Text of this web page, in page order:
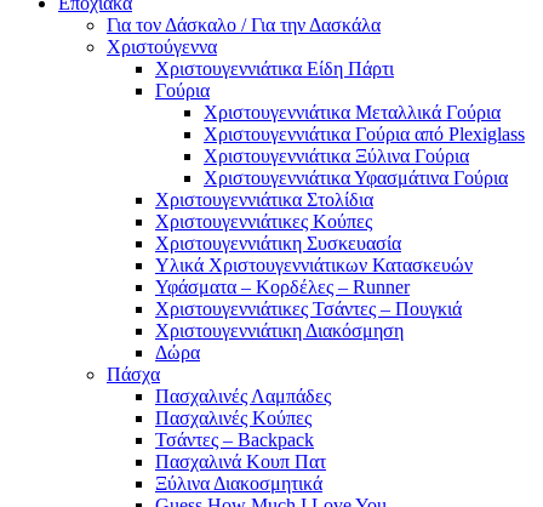
Για τον Δάσκαλο / Για την Δασκάλα
Χριστούγεννα
Χριστουγεννιάτικα Είδη Πάρτι
Γούρια
Χριστουγεννιάτικα Μεταλλικά Γούρια
Χριστουγεννιάτικα Γούρια από Plexiglass
Χριστουγεννιάτικα Ξύλινα Γούρια
Χριστουγεννιάτικα Υφασμάτινα Γούρια
Χριστουγεννιάτικα Στολίδια
Χριστουγεννιάτικες Κούπες
Χριστουγεννιάτικη Συσκευασία
Υλικά Χριστουγεννιάτικων Κατασκευών
Υφάσματα – Κορδέλες – Runner
Χριστουγεννιάτικες Τσάντες – Πουγκιά
Χριστουγεννιάτικη Διακόσμηση
Δώρα
Πάσχα
Πασχαλινές Λαμπάδες
Πασχαλινές Κούπες
Τσάντες – Backpack
Πασχαλινά Κουπ Πατ
Ξύλινα Διακοσμητικά